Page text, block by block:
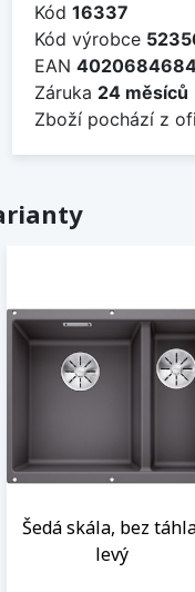
Kód 16337
Kód výrobce
EAN
Záruka 24 měsíců
Zboží pochází z
Šedá skála, bez
levý